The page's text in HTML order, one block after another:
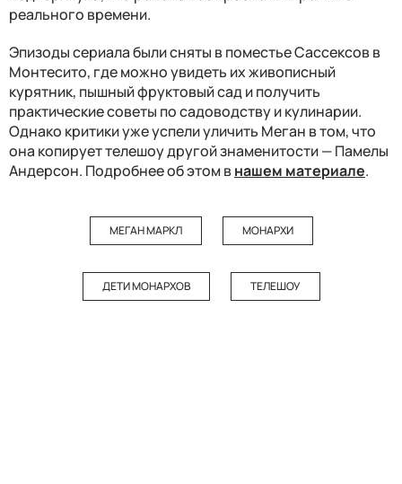
реального времени.
Эпизоды сериала были сняты в поместье Сассексов в
Монтесито, где можно увидеть их живописный
курятник, пышный фруктовый сад и получить
практические советы по садоводству и кулинарии.
Однако критики уже успели уличить Меган в том, что
она копирует телешоу другой знаменитости — Памелы
Андерсон. Подробнее об этом внашем материале.
МЕГАН МАРКЛ МОНАРХИ
ДЕТИ МОНАРХОВ ТЕЛЕШОУ